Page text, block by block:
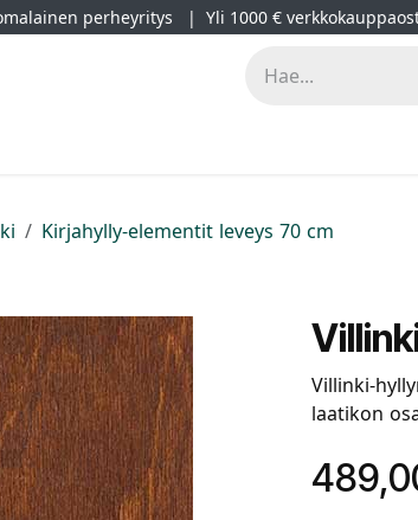
perheyritys | Yli 1000 €
Kirjahylly-elementit leveys 70 cm
Villinki-
laatikon